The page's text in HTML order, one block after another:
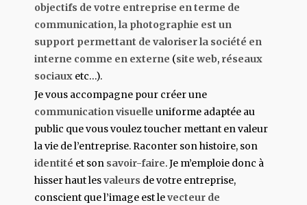
objectifs de votre entreprise en terme de
communication, la photographie est un
support permettant de valoriser la société en
interne comme en externe (site web, réseaux
sociaux etc…).
Je vous accompagne pour créer une
communication visuelle uniforme adaptée au
public que vous voulez toucher mettant en valeur
la vie de l’entreprise. Raconter son histoire, son
identité et son savoir-faire. Je m’emploie donc à
hisser haut lesvaleurs de votre entreprise,
conscient que l’image est levecteur de